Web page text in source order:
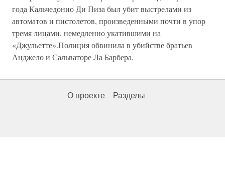
года Кальчедонио Ди Пиза был убит выстрелами из
автоматов и пистолетов, произведенными почти в упор
тремя лицами, немедленно укатившими на
«Джульетте».Полиция обвинила в убийстве братьев
Анджело и Сальваторе Ла Барбера,
О проекте Разделы